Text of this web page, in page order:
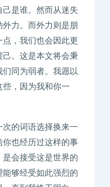
是谁。然而从迷失
力。而外力则是朋
，我们也会因此更
。这是本文将会秉
同为弱者。我愿以
，因为我和你一
的词语选择换来一
也经历过这样的事
会接受这是世界的
够经受如此强烈的